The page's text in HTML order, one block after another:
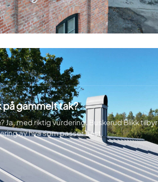
på gammelt tak?
Ja, med riktig vurdering. Buskerud Blikk tilbyr
av hva som passer best.